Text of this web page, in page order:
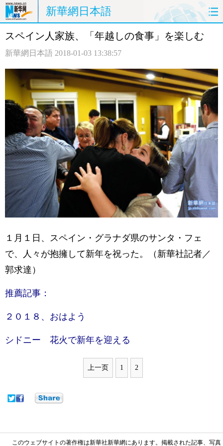
新華網日本語
ホームページ 政治 経済
観光 評論 写真
中日対訳
スペイン人家族、「年越しの食事」を楽しむ
新華網日本語 2018-01-03 13:38:57
１月１日、スペイン・グラナダ県のサンタ・フェ
で、人々が抱擁して新年を祝った。（新華社記者／
郭求達）
推薦記事：
２０１８、おはよう
シドニー 花火で新年を迎える
上一页 1 2
このウェブサイトの著作権は新華社新華網にあります。掲載された記事、写真